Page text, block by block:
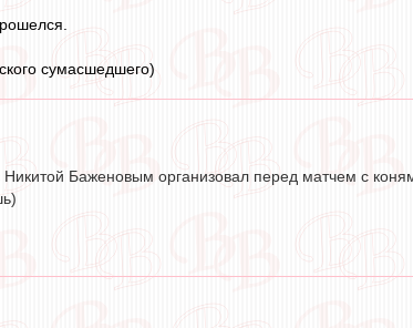
сумасшедшего)
Баженовым организовал перед матчем с